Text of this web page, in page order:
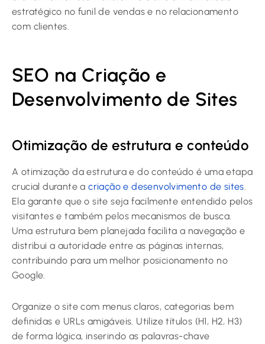
estratégico no funil de vendas e no relacionamento
com clientes.
SEO na Criação e
Desenvolvimento de Sites
Otimização de estrutura e conteúdo
A otimização da estrutura e do conteúdo é uma etapa
crucial durante acriação e desenvolvimento de sites.
Ela garante que o site seja facilmente entendido pelos
visitantes e também pelos mecanismos de busca.
Uma estrutura bem planejada facilita a navegação e
distribui a autoridade entre as páginas internas,
contribuindo para um melhor posicionamento no
Google.
Organize o site com menus claros, categorias bem
definidas e URLs amigáveis. Utilize títulos (H1, H2, H3)
de forma lógica, inserindo as palavras-chave